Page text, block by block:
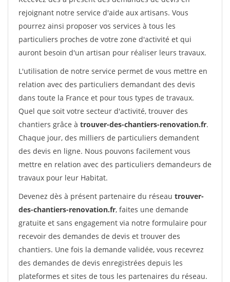
rejoignant notre service d'aide aux artisans. Vous
pourrez ainsi proposer vos services à tous les
particuliers proches de votre zone d'activité et qui
auront besoin d'un artisan pour réaliser leurs travaux.
L'utilisation de notre service permet de vous mettre en
relation avec des particuliers demandant des devis
dans toute la France et pour tous types de travaux.
Quel que soit votre secteur d'activité, trouver des
chantiers grâce à trouver-des-chantiers-renovation.fr.
Chaque jour, des milliers de particuliers demandent
des devis en ligne. Nous pouvons facilement vous
mettre en relation avec des particuliers demandeurs de
travaux pour leur Habitat.
Devenez dès à présent partenaire du réseau trouver-
des-chantiers-renovation.fr, faites une demande
gratuite et sans engagement via notre formulaire pour
recevoir des demandes de devis et trouver des
chantiers. Une fois la demande validée, vous recevrez
des demandes de devis enregistrées depuis les
plateformes et sites de tous les partenaires du réseau.